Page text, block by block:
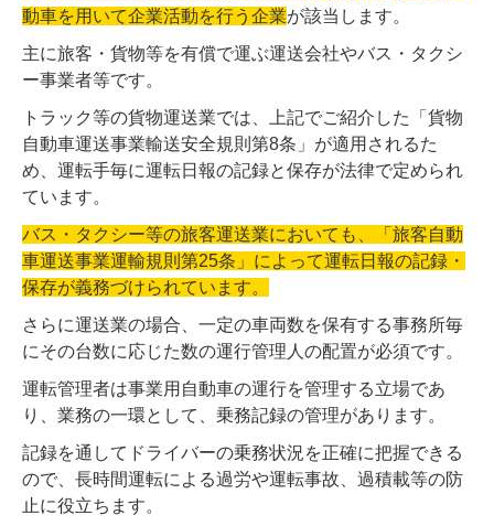
動車を用いて企業活動を行う企業が該当します。
主に旅客・貨物等を有償で運ぶ運送会社やバス・タクシ
ー事業者等です。
トラック等の貨物運送業では、上記でご紹介した「貨物
自動車運送事業輸送安全規則第8条」が適用されるた
め、運転手毎に運転日報の記録と保存が法律で定められ
ています。
バス・タクシー等の旅客運送業においても、「旅客自動
車運送事業運輸規則第25条」によって運転日報の記録・
保存が義務づけられています。
さらに運送業の場合、一定の車両数を保有する事務所毎
にその台数に応じた数の運行管理人の配置が必須です。
運転管理者は事業用自動車の運行を管理する立場であ
り、業務の一環として、乗務記録の管理があります。
記録を通してドライバーの乗務状況を正確に把握できる
ので、長時間運転による過労や運転事故、過積載等の防
止に役立ちます。